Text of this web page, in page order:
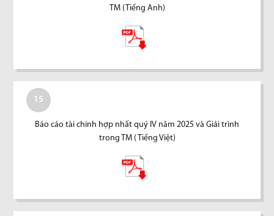
TM (Tiếng Anh)
15
Báo cáo tài chính hợp nhất quý IV năm 2025 và Giải trình
trong TM ( Tiếng Việt)